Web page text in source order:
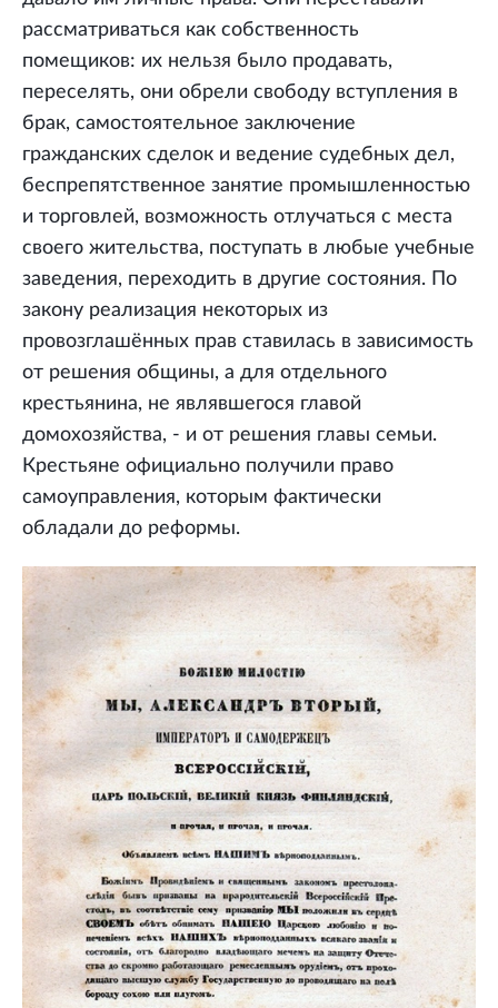
рассматриваться как собственность
помещиков: их нельзя было продавать,
переселять, они обрели свободу вступления в
брак, самостоятельное заключение
гражданских сделок и ведение судебных дел,
беспрепятственное занятие промышленностью
и торговлей, возможность отлучаться с места
своего жительства, поступать в любые учебные
заведения, переходить в другие состояния. По
закону реализация некоторых из
провозглашённых прав ставилась в зависимость
от решения общины, а для отдельного
крестьянина, не являвшегося главой
домохозяйства, - и от решения главы семьи.
Крестьяне официально получили право
самоуправления, которым фактически
обладали до реформы.